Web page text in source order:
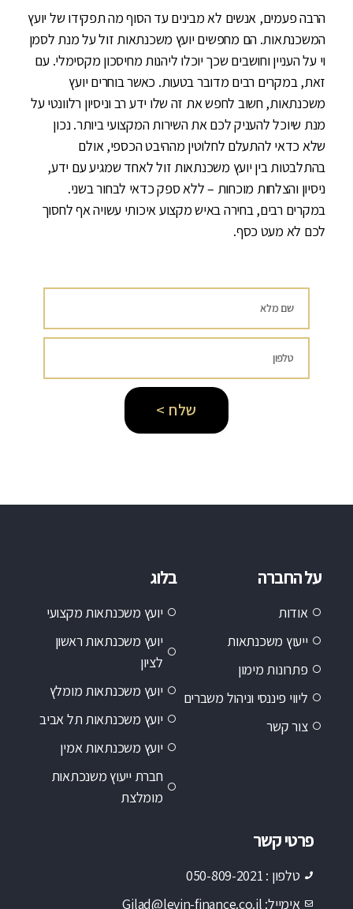
הרבה פעמים, אנשים לא מבינים עד הסוף מה תפקידו של יועץ
המשכנתאות. הם מחפשים יועץ משכנתאות זול על מנת לסמן
וי על העניין וחושבים שכך יוכלו ליהנות מחיסכון מקסימלי. עם
זאת, במקרים רבים מדובר בטעות. כאשר בוחרים יועץ
משכנתאות, חשוב לחפש את זה שלו ידע רב וניסיון רלוונטי על
מנת שיוכל להעניק לכם את השירות המקצועי ביותר. נכון
שלא כדאי להתעלם לחלוטין מההיבט הכספי, אולם
בהתלבטות בין יועץ משכנתאות זול לאחד שמגיע עם ידע,
ניסיון והצלחות מוכחות – ללא ספק כדאי לבחור בשני.
במקרים רבים, בחירה באיש מקצוע איכותי עשויה אף לחסוך
לכם לא מעט כסף.
שלח >
על החברה
אודות
ייעוץ משכנתאות
פתרונות מימון
ליווי פיננסי וניהול משברים
צור קשר
בלוג
יועץ משכנתאות מקצועי
יועץ משכנתאות ראשון
לציון
יועץ משכנתאות מומלץ
יועץ משכנתאות תל אביב
יועץ משכנתאות אמין
חברת ייעוץ משנכתאות
מומלצת
פרטי קשר
טלפון : 050-809-2021
אימייל: Gilad@levin-finance.co.il